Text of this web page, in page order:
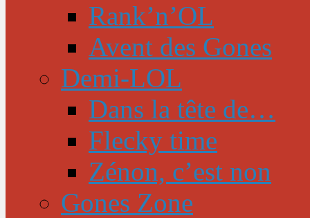
Rank’n’OL
Avent des Gones
Demi-LOL
Dans la tête de…
Flecky time
Zénon, c’est non
Gones Zone